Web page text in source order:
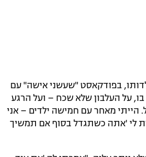
בפודקאסט "שעשני אישה" עם
בו, על העלבון שלא שכח – ועל הרגע
הייתי מאחר עם חמישה ילדים – אני
לי 'אתה כשתגדל בסוף אם תמשיך